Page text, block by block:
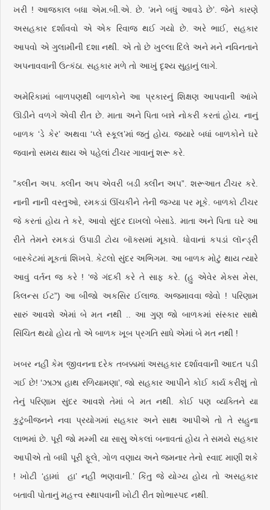
ખરી ! આજકાલ બધા એમ.બી.એ. છે. ‘મને બધું આવડે છે’. જેને કારણે
અસહકાર દર્શાવવો એ એક રિવાજ થઈ ગયો છે. અરે ભાઈ, સહકાર
આપવો એ ગુલામીની દશા નથી. એ તો છે ખુલ્લા દિલે અને મને નવિનતાને
અપનાવવાની ઉત્કંઠા. સહકાર મળે તો આખું દૃશ્ય સુહાનું લાગે.
અમેરિકામાં બાળપણથી બાળકોને આ પ્રકારનું શિક્ષણ આપવાની આંખે
ઊડીને વળગે એવી રીત છે. માતા અને પિતા બન્ને નોકરી કરતાં હોય. નાનું
બાળક ‘ડે કેર’ અથવા ‘પ્લે સ્કૂલ’માં જતું હોય. જ્યારે બધાં બાળકોને ઘરે
જવાનો સમય થાય એ પહેલાં ટીચર ગાવાનું શરૂ કરે.
”ક્લીન અપ. ક્લીન અપ એવરી બડી ક્લીન અપ”. શરૂઆત ટીચર કરે.
નાની નાની વસ્તુઓ, રમકડાં ઊંચકીને તેની જગ્યા પર મૂકે. બાળકો ટીચર
જે કરતાં હોય તે કરે, આવો સુંદર દાખલો બેસાડે. માતા અને પિતા ઘરે આ
રીતે તેમને રમકડાં ઉપાડી ટોય બૉક્સમાં મૂકાવે. ધોવાનાં કપડાં લૉન્ડ્રી
બાસ્કેટમાં મૂકતાં શિખવે. કેટલો સુંદર અભિગમ. આ બાળક મોટું થાય ત્યારે
આવું વર્તન જ કરે ! ‘જે ગંદકી કરે તે સાફ કરે. (હુ એવેર મેક્સ મેસ,
ક્લિન્સ ઈટ”) આ બીજો અકસિર ઈલાજ. અજમાવવા જેવો ! પરિણામ
સારું આવશે એમાં બે મત નથી .. આ ગુણ જો બાળકમાં સંસ્કાર સાથે
સિંચિત થયો હોય તો એ બાળક ખૂબ પ્રગતિ સાધે એમાં બે મત નથી !
ખબર નહીં કેમ જીવનના દરેક તબક્કામાં અસહકાર દર્શાવવાની આદત પડી
ગઈ છે! ‘ઝાઝા હાથ રળિયામણા’, જો સહકાર આપીને કોઈ કાર્ય કરીશું તો
તેનું પરિણામ સુંદર આવશે તેમાં બે મત નથી. કોઈ પણ વ્યક્તિને યા
કુટુંબીજનને નવા પ્રયોગમાં સહકાર અને સાથ આપીએ તો તે સહુના
લાભમાં છે. પૂરી જો મમ્મી યા સાસુ એકલાં બનાવતાં હોય તે સમયે સહકાર
આપીએ તો બધી પૂરી ફૂલે, ગોળ વણાય અને જમનાર તેનો સ્વાદ માણી શકે
! ખોટી ‘હામાં હા’ નહીં ભણવાની.’ કિંતુ જે યોગ્ય હોય તો અસહકાર
બતાવી પોતાનું મહત્ત્વ સ્થાપવાની ખોટી રીત શોભાસ્પદ નથી.